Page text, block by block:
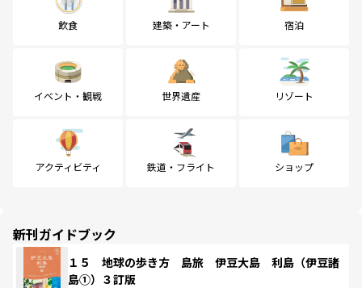
飲食 建築・アート 宿泊
イベント・観戦 世界遺産 リゾート
アクティビティ 鉄道・フライト ショップ
新刊ガイドブック
１５ 地球の歩き方 島旅 伊豆大島 利島（伊豆諸
島①）３訂版